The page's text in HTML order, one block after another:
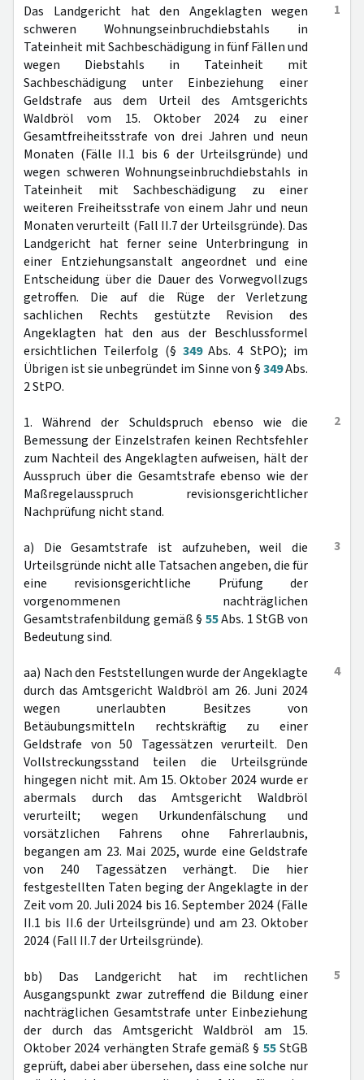
1
Das Landgericht hat den Angeklagten wegen
schweren Wohnungseinbruchdiebstahls in
Tateinheit mit Sachbeschädigung in fünf Fällen und
wegen Diebstahls in Tateinheit mit
Sachbeschädigung unter Einbeziehung einer
Geldstrafe aus dem Urteil des Amtsgerichts
Waldbröl vom 15. Oktober 2024 zu einer
Gesamtfreiheitsstrafe von drei Jahren und neun
Monaten (Fälle II.1 bis 6 der Urteilsgründe) und
wegen schweren Wohnungseinbruchdiebstahls in
Tateinheit mit Sachbeschädigung zu einer
weiteren Freiheitsstrafe von einem Jahr und neun
Monaten verurteilt (Fall II.7 der Urteilsgründe). Das
Landgericht hat ferner seine Unterbringung in
einer Entziehungsanstalt angeordnet und eine
Entscheidung über die Dauer des Vorwegvollzugs
getroffen. Die auf die Rüge der Verletzung
sachlichen Rechts gestützte Revision des
Angeklagten hat den aus der Beschlussformel
ersichtlichen Teilerfolg (§ 349Abs. 4 StPO); im
Übrigen ist sie unbegründet im Sinne von §349Abs.
2 StPO.
2
1. Während der Schuldspruch ebenso wie die
Bemessung der Einzelstrafen keinen Rechtsfehler
zum Nachteil des Angeklagten aufweisen, hält der
Ausspruch über die Gesamtstrafe ebenso wie der
Maßregelausspruch revisionsgerichtlicher
Nachprüfung nicht stand.
3
a) Die Gesamtstrafe ist aufzuheben, weil die
Urteilsgründe nicht alle Tatsachen angeben, die für
eine revisionsgerichtliche Prüfung der
vorgenommenen nachträglichen
Gesamtstrafenbildung gemäß § 55Abs. 1 StGB von
Bedeutung sind.
4
aa) Nach den Feststellungen wurde der Angeklagte
durch das Amtsgericht Waldbröl am 26. Juni 2024
wegen unerlaubten Besitzes von
Betäubungsmitteln rechtskräftig zu einer
Geldstrafe von 50 Tagessätzen verurteilt. Den
Vollstreckungsstand teilen die Urteilsgründe
hingegen nicht mit. Am 15. Oktober 2024 wurde er
abermals durch das Amtsgericht Waldbröl
verurteilt; wegen Urkundenfälschung und
vorsätzlichen Fahrens ohne Fahrerlaubnis,
begangen am 23. Mai 2025, wurde eine Geldstrafe
von 240 Tagessätzen verhängt. Die hier
festgestellten Taten beging der Angeklagte in der
Zeit vom 20. Juli 2024 bis 16. September 2024 (Fälle
II.1 bis II.6 der Urteilsgründe) und am 23. Oktober
2024 (Fall II.7 der Urteilsgründe).
5
bb) Das Landgericht hat im rechtlichen
Ausgangspunkt zwar zutreffend die Bildung einer
nachträglichen Gesamtstrafe unter Einbeziehung
der durch das Amtsgericht Waldbröl am 15.
Oktober 2024 verhängten Strafe gemäß § 55StGB
geprüft, dabei aber übersehen, dass eine solche nur